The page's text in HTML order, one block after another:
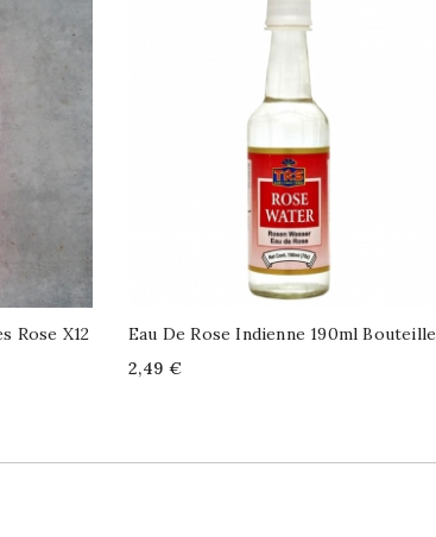
Rose X12
Eau De Rose Indienne 190ml Bouteille
Price
2,49 €